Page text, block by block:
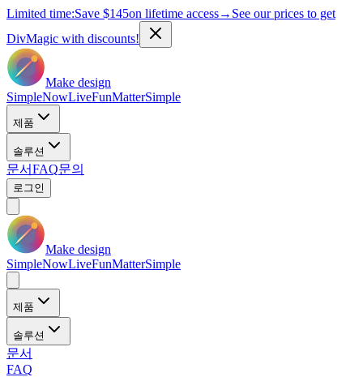
Limited time:Save $145on lifetime access→ See our prices to get
DivMagic with discounts!
Make design
SimpleNowLiveFunMatterSimple
제품
솔루션
문서FAQ문의
로그인
Make design
SimpleNowLiveFunMatterSimple
제품
솔루션
문서
FAQ